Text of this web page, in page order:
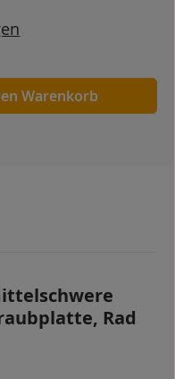
Warenkorb
Rad